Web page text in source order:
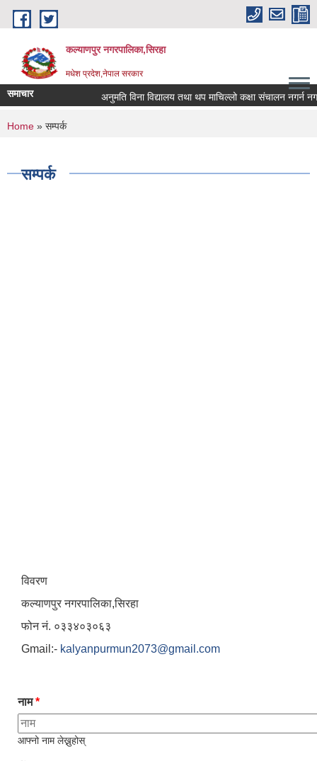
Skip to main content
कल्याणपुर नगरपालिका,सिरहा
मधेश प्रदेश,नेपाल सरकार
समाचार अनुमति विना विद्यालय तथा थप माचिल्लो कक्षा संचालन नगर्न
You are here
Home » सम्पर्क
सम्पर्क
विवरण
कल्याणपुर नगरपालिका,सिरहा
फोन नं. ०३३४०३०६३
Gmail:- kalyanpurmun2073@gmail.com
नाम*
आफ्नो नाम लेख्नुहोस्